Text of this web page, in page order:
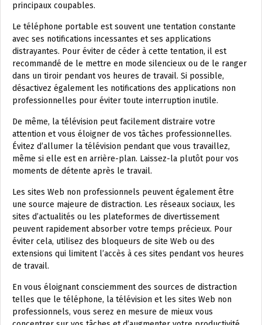
principaux coupables.
Le téléphone portable est souvent une tentation constante
avec ses notifications incessantes et ses applications
distrayantes. Pour éviter de céder à cette tentation, il est
recommandé de le mettre en mode silencieux ou de le ranger
dans un tiroir pendant vos heures de travail. Si possible,
désactivez également les notifications des applications non
professionnelles pour éviter toute interruption inutile.
De même, la télévision peut facilement distraire votre
attention et vous éloigner de vos tâches professionnelles.
Évitez d’allumer la télévision pendant que vous travaillez,
même si elle est en arrière-plan. Laissez-la plutôt pour vos
moments de détente après le travail.
Les sites Web non professionnels peuvent également être
une source majeure de distraction. Les réseaux sociaux, les
sites d’actualités ou les plateformes de divertissement
peuvent rapidement absorber votre temps précieux. Pour
éviter cela, utilisez des bloqueurs de site Web ou des
extensions qui limitent l’accès à ces sites pendant vos heures
de travail.
En vous éloignant consciemment des sources de distraction
telles que le téléphone, la télévision et les sites Web non
professionnels, vous serez en mesure de mieux vous